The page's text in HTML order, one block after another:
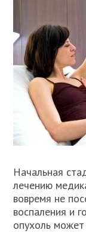
Начальная
лечению
вовремя не
воспаления и
опухоль может